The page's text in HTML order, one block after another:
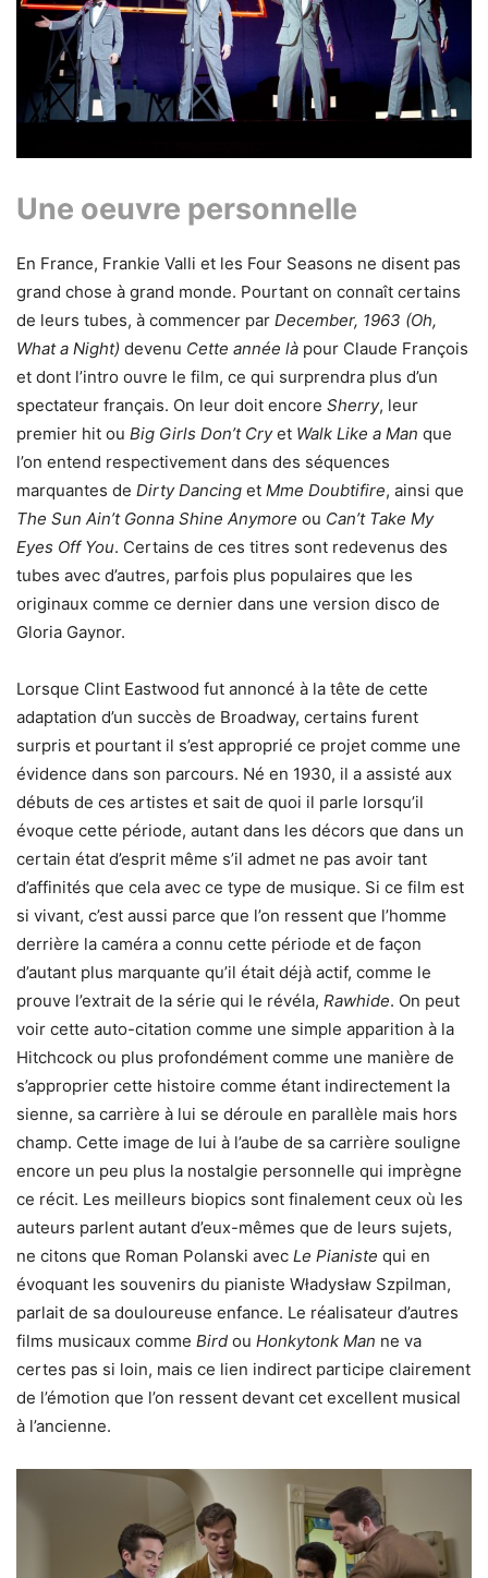
Une oeuvre personnelle
En France, Frankie Valli et les Four Seasons ne disent pas
grand chose à grand monde. Pourtant on connaît certains
de leurs tubes, à commencer par December, 1963 (Oh,
What a Night) devenu Cette année là pour Claude François
et dont l’intro ouvre le film, ce qui surprendra plus d’un
spectateur français. On leur doit encore Sherry, leur
premier hit ou Big Girls Don’t Cryet Walk Like a Man que
l’on entend respectivement dans des séquences
marquantes de Dirty Dancing et Mme Doubtifire, ainsi que
The Sun Ain’t Gonna Shine Anymore ou Can’t Take My
Eyes Off You. Certains de ces titres sont redevenus des
tubes avec d’autres, parfois plus populaires que les
originaux comme ce dernier dans une version disco de
Gloria Gaynor.
Lorsque Clint Eastwood fut annoncé à la tête de cette
adaptation d’un succès de Broadway, certains furent
surpris et pourtant il s’est approprié ce projet comme une
évidence dans son parcours. Né en 1930, il a assisté aux
débuts de ces artistes et sait de quoi il parle lorsqu’il
évoque cette période, autant dans les décors que dans un
certain état d’esprit même s’il admet ne pas avoir tant
d’affinités que cela avec ce type de musique. Si ce film est
si vivant, c’est aussi parce que l’on ressent que l’homme
derrière la caméra a connu cette période et de façon
d’autant plus marquante qu’il était déjà actif, comme le
prouve l’extrait de la série qui le révéla, Rawhide. On peut
voir cette auto-citation comme une simple apparition à la
Hitchcock ou plus profondément comme une manière de
s’approprier cette histoire comme étant indirectement la
sienne, sa carrière à lui se déroule en parallèle mais hors
champ. Cette image de lui à l’aube de sa carrière souligne
encore un peu plus la nostalgie personnelle qui imprègne
ce récit. Les meilleurs biopics sont finalement ceux où les
auteurs parlent autant d’eux-mêmes que de leurs sujets,
ne citons que Roman Polanski avec Le Pianiste qui en
évoquant les souvenirs du pianiste Władysław Szpilman,
parlait de sa douloureuse enfance. Le réalisateur d’autres
films musicaux comme Bird ou Honkytonk Man ne va
certes pas si loin, mais ce lien indirect participe clairement
de l’émotion que l’on ressent devant cet excellent musical
à l’ancienne.